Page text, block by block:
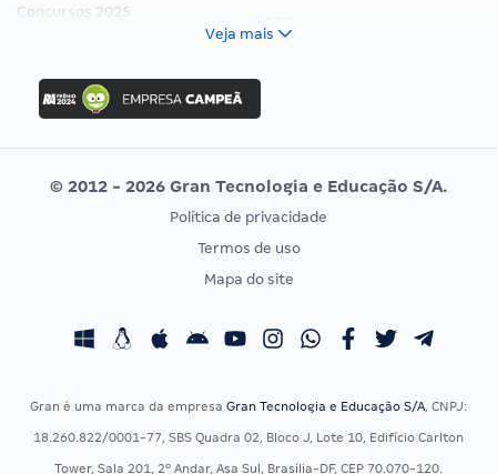
Concursos 2025
Concurso Ibama
Concurso MPU
Editais publicados
Vunesp
CONCURSOS POR PROFISSÃO
Concursos Fiscais
Concursos Saúde
EXAME DE ORDEM
Calendário OAB
Veja mais
© 2012 - 2026 Gran Tecnologia e Educação S/A.
Política de privacidade
Termos de uso
Mapa do site
Gran é uma marca da empresa Gran Tecnologia e Educação S/A, CNPJ:
18.260.822/0001-77, SBS Quadra 02, Bloco J, Lote 10, Edifício Carlton
Tower, Sala 201, 2º Andar, Asa Sul, Brasília-DF, CEP 70.070-120.